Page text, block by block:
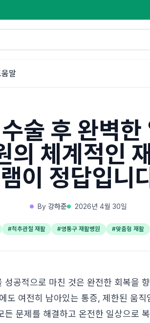
말
술 후 완벽한
의 체계적인
램이 정답입니
By 강하준 2026년 4월 30일
#척추관절 재활 #영통구 재활병원 #맞춤형 재활
성공적으로 마친 것은 완전한 회복을
도 여전히 남아있는 통증, 제한된 움
든 문제를 해결하고 온전한 일상으로